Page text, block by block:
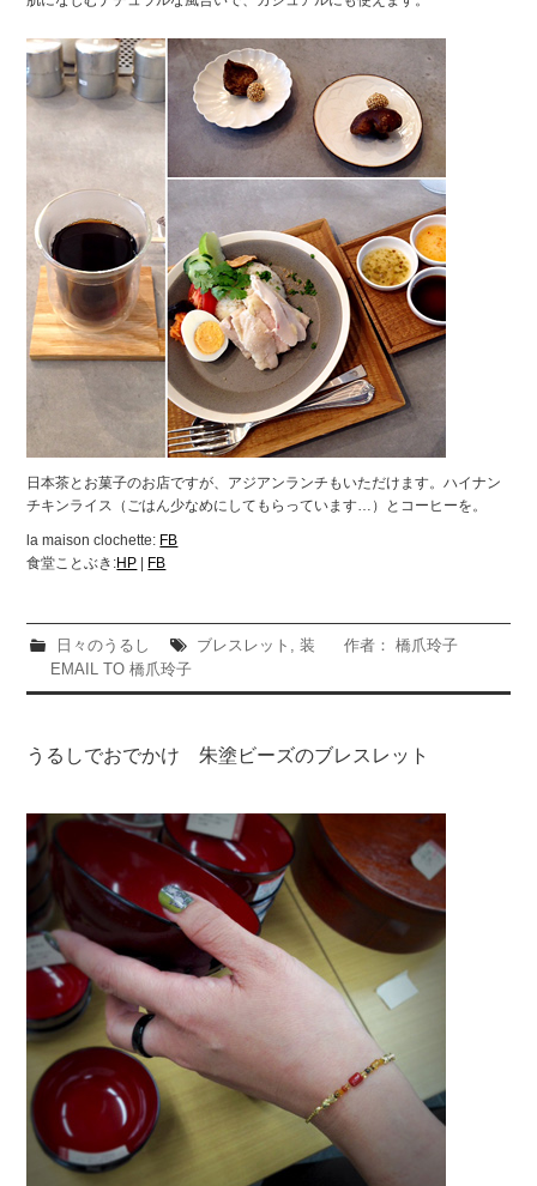
日本茶とお菓子のお店ですが、アジアンランチもいただけます。ハイナン
チキンライス（ごはん少なめにしてもらっています…）とコーヒーを。
la maison clochette: FB
食堂ことぶき:HP FB
日々のうるし ブレスレット , 装
作者： 橋爪玲子
EMAIL TO 橋爪玲子
うるしでおでかけ 朱塗ビーズのブレスレット